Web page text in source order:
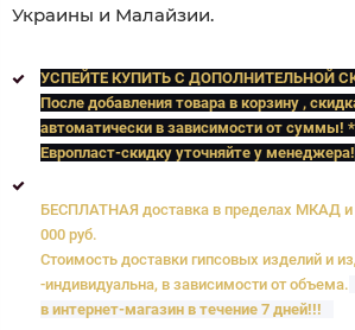
Украины и Малайзии.
УСПЕЙТЕ КУПИТЬ C ДОПОЛНИТЕЛЬНОЙ
После добавления товара в корзину ,
автоматически в зависимости от суммы!
Европласт-скидку уточняйте у менеджера!
БЕСПЛАТНАЯ доставка в пределах МКАД
000 руб.
Стоимость доставки гипсовых изделий и
-индивидуальна, в зависимости от объема.
в интернет-магазин в течение 7 дней!!!